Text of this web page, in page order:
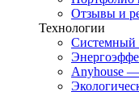
Отзывы и
Технологии
Системный
Anyhouse —